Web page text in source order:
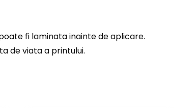
fi laminata inainte de aplicare.
de viata a printului.